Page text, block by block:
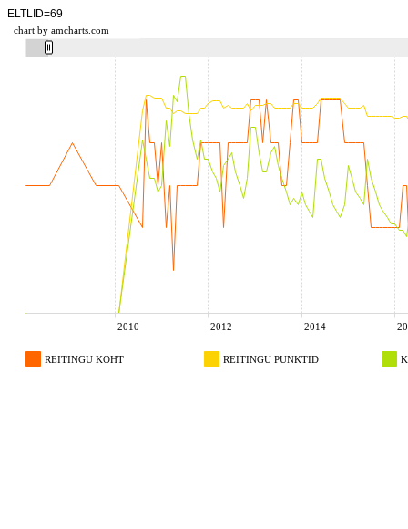
ELTLID=69
2010 2012 2014
chart by amcharts.com
REITINGU KOHT REITINGU PUNKTID